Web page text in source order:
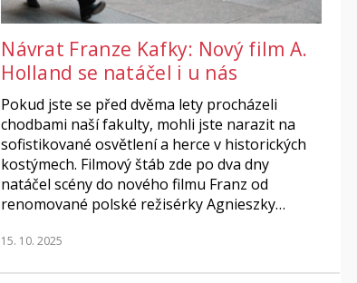
Návrat Franze Kafky: Nový film A.
Holland se natáčel i u nás
Pokud jste se před dvěma lety procházeli
chodbami naší fakulty, mohli jste narazit na
sofistikované osvětlení a herce v historických
kostýmech. Filmový štáb zde po dva dny
natáčel scény do nového filmu Franz od
renomované polské režisérky Agnieszky…
15. 10. 2025